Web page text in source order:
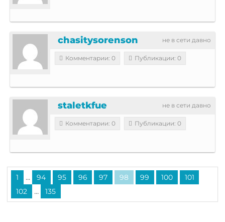
не в сети давно
chasitysorenson
Комментарии: 0 Публикации: 0
не в сети давно
staletkfue
Комментарии: 0 Публикации: 0
1 ... 94 95 96 97 98 99 100
101
102
... 135